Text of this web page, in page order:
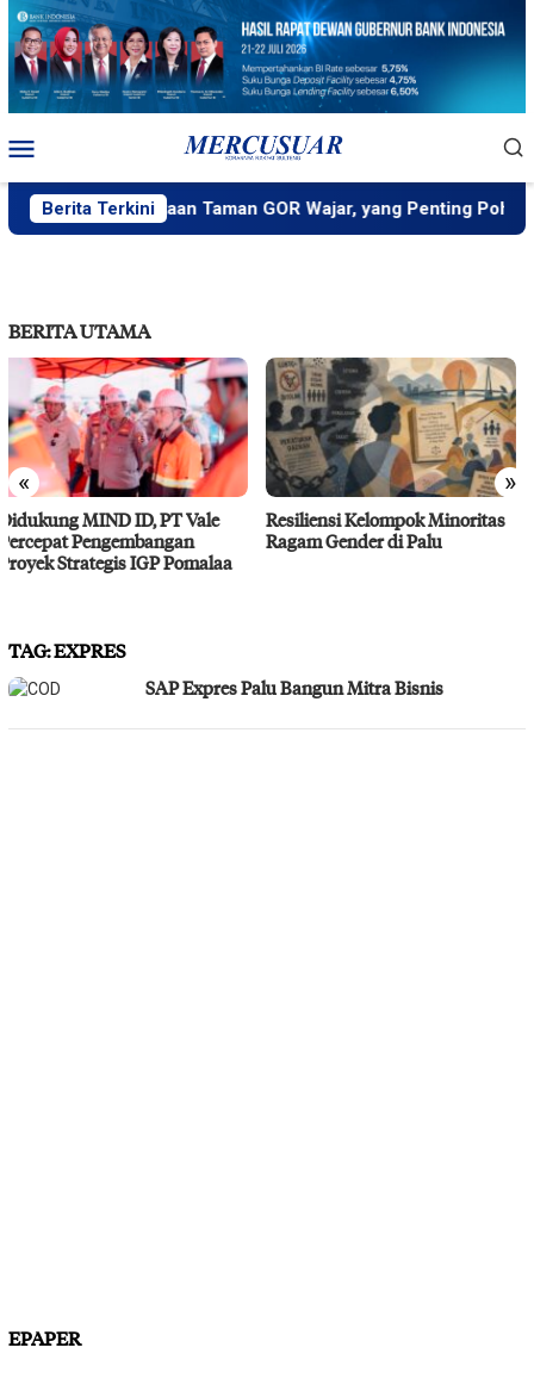
Loncat
konten
Mobile
Berita Terkini
Penataan Taman GOR Wajar, yang Penting Pohon Tua
BERITA UTAMA
« »
Resiliensi Kelompok Minoritas
Ragam Gender di Palu
IMIP Perkuat Kapasitas Warga
Bahodopi Hadapi Potensi
TAG:EXPRES
SAP Expres Palu Bangun Mitra Bisnis
EPAPER